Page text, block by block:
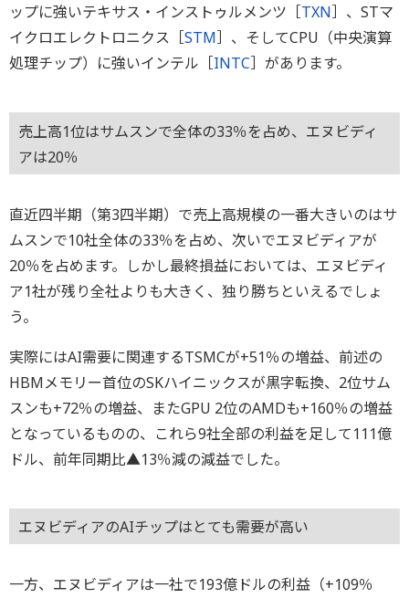
ップに強いテキサス・インストゥルメンツ［TXN］、STマ
イクロエレクトロニクス［STM］、そしてCPU（中央演算
処理チップ）に強いインテル［INTC］があります。
売上高1位はサムスンで全体の33％を占め、エヌビディ
アは20％
直近四半期（第3四半期）で売上高規模の一番大きいのはサ
ムスンで10社全体の33％を占め、次いでエヌビディアが
20％を占めます。しかし最終損益においては、エヌビディ
ア1社が残り全社よりも大きく、独り勝ちといえるでしょ
う。
実際にはAI需要に関連するTSMCが+51％の増益、前述の
HBMメモリー首位のSKハイニックスが黒字転換、2位サム
スンも+72％の増益、またGPU 2位のAMDも+160％の増益
となっているものの、これら9社全部の利益を足して111億
ドル、前年同期比▲13％減の減益でした。
エヌビディアのAIチップはとても需要が高い
一方、エヌビディアは一社で193億ドルの利益（+109％